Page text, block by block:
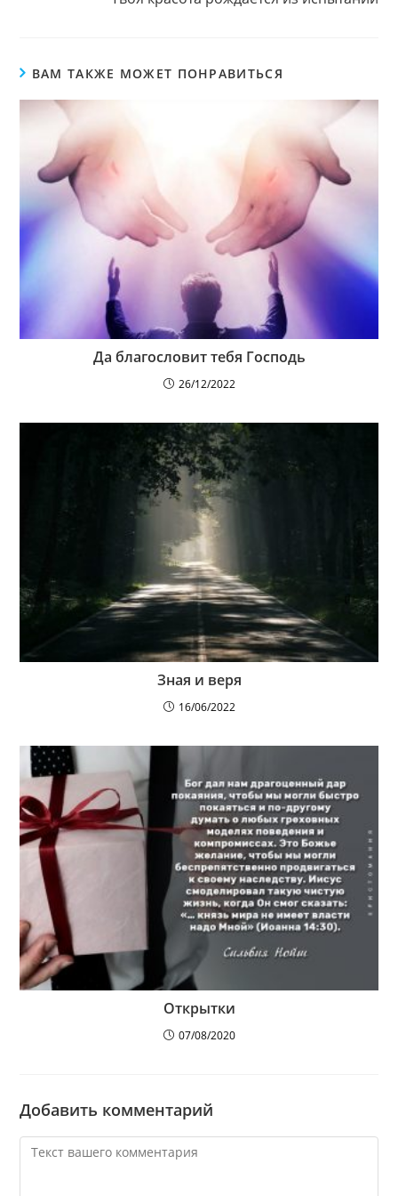
ВАМ ТАКЖЕ МОЖЕТ ПОНРАВИТЬСЯ
Да благословит тебя Господь
26/12/2022
Зная и веря
16/06/2022
Открытки
07/08/2020
Добавить комментарий